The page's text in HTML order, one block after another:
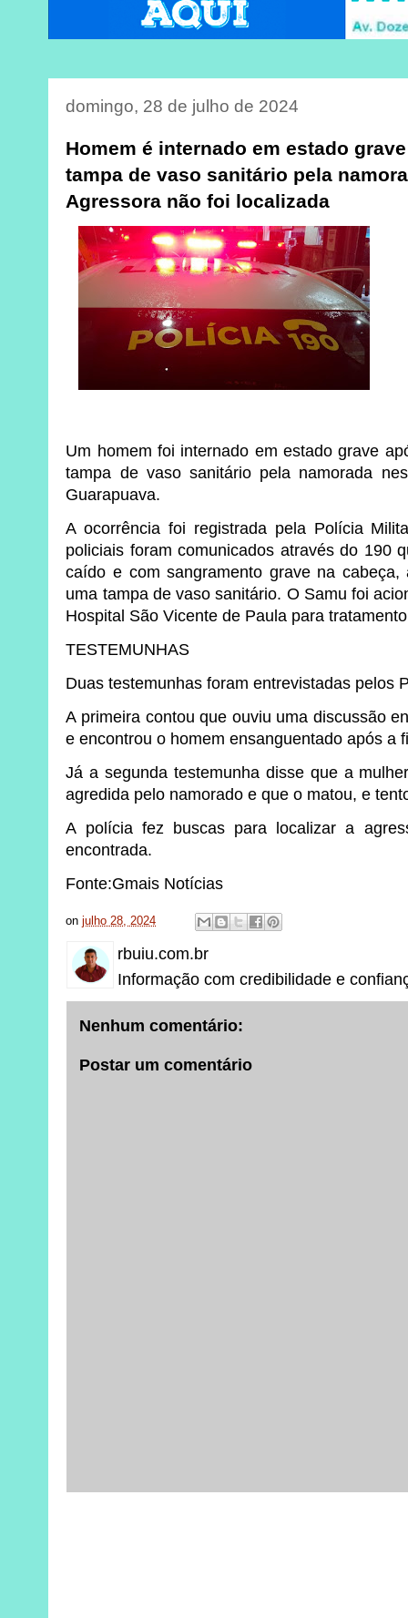
domingo, 28 de julho de 2024
Homem é internado em estado
tampa de vaso sanitário pela
Agressora não foi localizada
Um homem foi internado em estado grave
tampa de vaso sanitário pela namorada
Guarapuava.
A ocorrência foi registrada pela Polícia
policiais foram comunicados através do 190
caído e com sangramento grave na cabeça,
uma tampa de vaso sanitário. O Samu foi
Hospital São Vicente de Paula para
TESTEMUNHAS
Duas testemunhas foram entrevistadas pelos
A primeira contou que ouviu uma discussão
e encontrou o homem ensanguentado após a
Já a segunda testemunha disse que a
agredida pelo namorado e que o matou, e
A polícia fez buscas para localizar a
encontrada.
Fonte:Gmais Notícias
onjulho 28, 2024
rbuiu.com.br
Informação com credibilidade e
Nenhum comentário:
Postar um comentário